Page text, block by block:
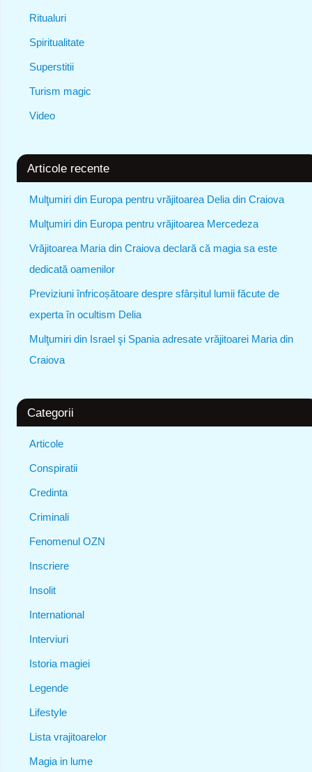
Ritualuri
Spiritualitate
Superstitii
Turism magic
Video
Articole recente
Mulţumiri din Europa pentru vrăjitoarea Delia din Craiova
Mulţumiri din Europa pentru vrăjitoarea Mercedeza
Vrăjitoarea Maria din Craiova declară că magia sa este
dedicată oamenilor
Previziuni înfricoșătoare despre sfârșitul lumii făcute de
experta în ocultism Delia
Mulţumiri din Israel şi Spania adresate vrăjitoarei Maria din
Craiova
Categorii
Articole
Conspiratii
Credinta
Criminali
Fenomenul OZN
Inscriere
Insolit
International
Interviuri
Istoria magiei
Legende
Lifestyle
Lista vrajitoarelor
Magia in lume